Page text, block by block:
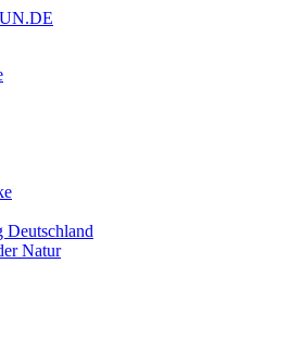
Deutschland
Natur